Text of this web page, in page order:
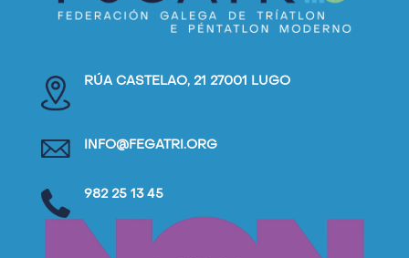
RÚA CASTELAO, 21 27001 LUGO
INFO@FEGATRI.ORG
982 25 13 45